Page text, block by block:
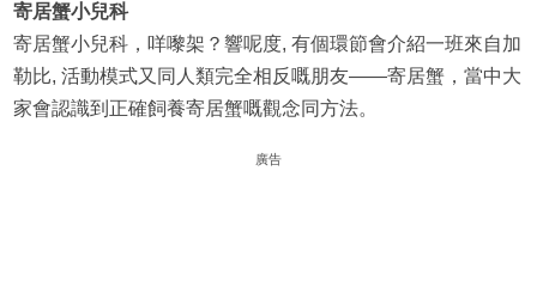
寄居蟹小兒科
寄居蟹小兒科，咩嚟架？響呢度, 有個環節會介紹一班來自加
勒比, 活動模式又同人類完全相反嘅朋友——寄居蟹，當中大
家會認識到正確飼養寄居蟹嘅觀念同方法。
廣告